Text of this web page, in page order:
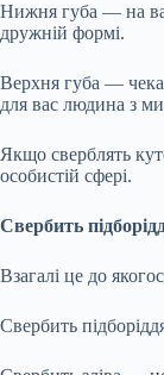
Нижня губа — на
дружній формі.
Верхня губа —
для вас людина з
Якщо сверблять
особистій сфері.
Свербить
Взагалі це до
Свербить